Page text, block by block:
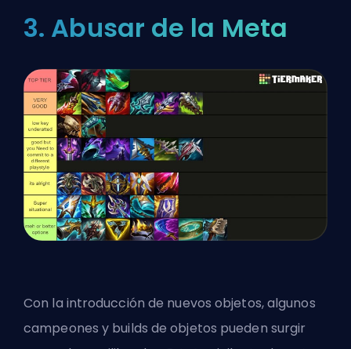
3. Abusar de la Meta
Con la introducción de nuevos objetos, algunos
campeones y builds de objetos pueden surgir